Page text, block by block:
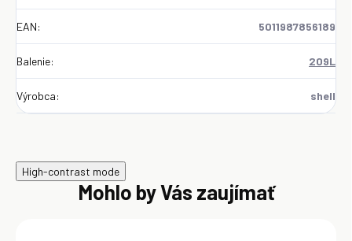
EAN: 5011987856189
Balenie: 209L
Výrobca: shell
High-contrast mode
Mohlo by Vás zaujímať